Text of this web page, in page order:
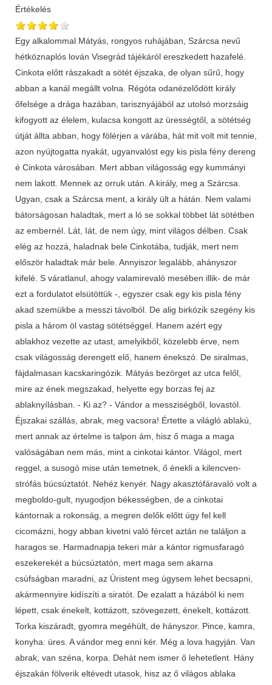
Értékelés
Egy alkalommal Mátyás, rongyos ruhájában, Szárcsa nevű
hétköznaplós lován Visegrád tájékáról ereszkedett hazafelé.
Cinkota előtt rászakadt a sötét éjszaka, de olyan sűrű, hogy
abban a kanál megállt volna. Régóta odanéze­lődött király
őfelsége a drága hazában, tarisznyájából az utolsó morzsáig
kifogyott az élelem, kulacsa kongott az ürességtől, a sötétség
útját állta abban, hogy fölérjen a várába, hát mit volt mit tennie,
azon nyújtogatta nyakát, ugyanvalóst egy kis pisla fény dereng
é Cinkota városában. Mert abban világosság egy kummányi
nem lakott. Mennek az orruk után. A király, meg a Szárcsa.
Ugyan, csak a Szárcsa ment, a király ült a hátán. Nem valami
bátorságosan haladtak, mert a ló se sokkal többet lát sötétben
az embernél. Lát, Iát, de nem úgy, mint világos délben. Csak
elég az hozzá, haladnak bele Cinkotába, tudják, mert nem
először haladtak már bele. Annyiszor legalább, ahányszor
kifelé. S váratlanul, ahogy valamirevaló mesében illik- de már
ezt a fordulatot elsütöttük -, egyszer csak egy kis pisla fény
akad szemükbe a messzi távolból. De alig birkózik szegény kis
pisla a három öl vastag sötétséggel. Hanem azért egy
ablakhoz vezette az utast, amelyikből, közelebb érve, nem
csak világosság derengett elő, hanem énekszó. De siralmas,
fájdalmasan kacskaringózik. Mátyás bezörget az utca felől,
mire az ének megszakad, helyette egy borzas fej az
ablaknyílásban. - Ki az? - Vándor a messziségből, lovastól.
Éjszakai szállás, abrak, meg vacsora! Értette a világló ablakú,
mert annak az értelme is talpon ám, hisz ő maga a maga
valóságában nem más, mint a cinkotai kántor. Világol, mert
reggel, a susogó mise után temetnek, ő énekli a kilencven­
strófás búcsúztatót. Nehéz kenyér. Nagy akasztófáravaló volt a
megboldo-gult, nyugodjon békességben, de a cinkotai
kántornak a rokonság, a megren­ delők előtt úgy fel kell
cicomázni, hogy abban kivetni való fércet aztán ne találjon a
haragos se. Harmadnapja tekeri már a kántor rigmusfaragó
eszekerekét a búcsúztatón, mert maga sem akarna
csúfságban maradni, az Úristent meg úgysem lehet becsapni,
akármennyire kidíszíti a siratót. De ezalatt a házából ki nem
lépett, csak énekelt, kottázott, szövegezett, énekelt, kottázott.
Torka kiszáradt, gyomra megéhült, de hányszor. Pince, kamra,
konyha: üres. A vándor meg enni kér. Még a lova hagyján. Van
abrak, van széna, korpa. Dehát nem ismer ő lehetetlent. Hány
éjszakán fölverik eltévedt utasok, hisz az ő világos ablaka